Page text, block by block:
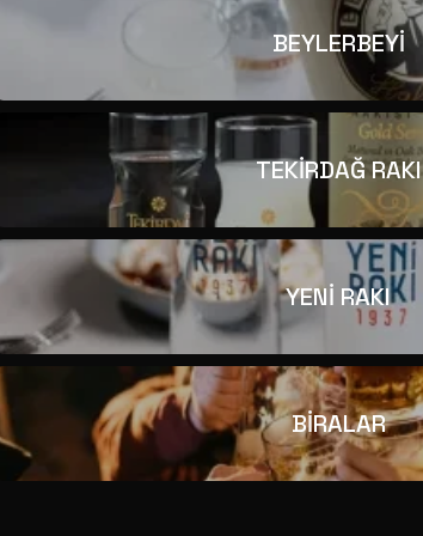
BEYLERBEYİ
TEKİRDAĞ RAKI
YENİ RAKI
BİRALAR